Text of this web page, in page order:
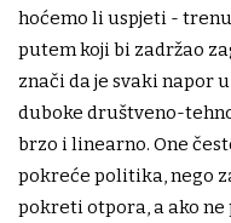
hoćemo li uspjeti -
putem koji bi zadržao
znači da je svaki napor
duboke društveno-
brzo i linearno. One
pokreće politika, nego
pokreti otpora, a ako ne